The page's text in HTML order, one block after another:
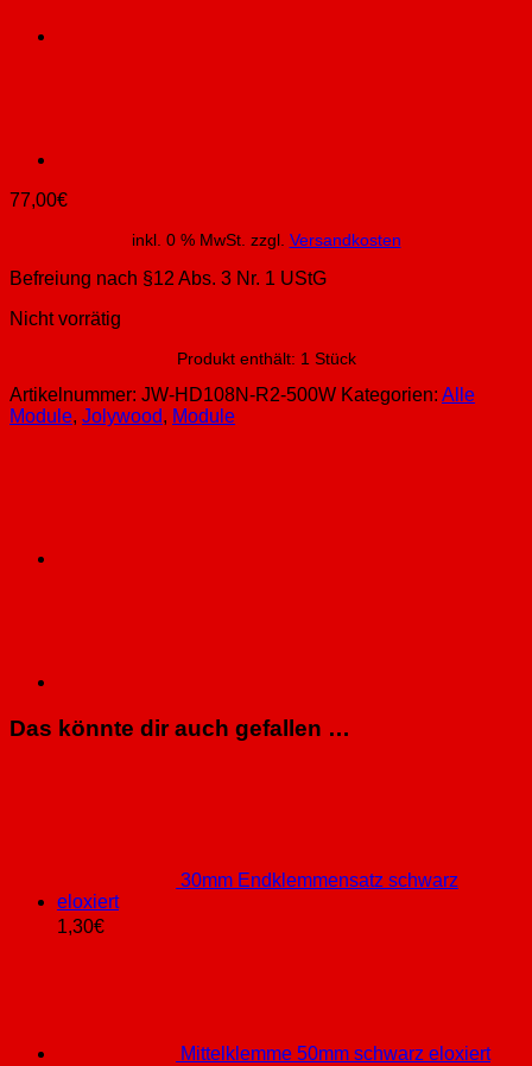
77,00€
inkl. 0 % MwSt. zzgl. Versandkosten
Befreiung nach §12 Abs. 3 Nr. 1 UStG
Nicht vorrätig
Produkt enthält: 1 Stück
Artikelnummer: JW-HD108N-R2-500W Kategorien: Alle
Module, Jolywood, Module
Das könnte dir auch gefallen …
30mm Endklemmensatz schwarz
eloxiert
1,30€
Mittelklemme 50mm schwarz eloxiert